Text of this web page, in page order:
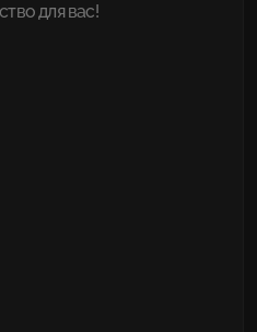
для вас!